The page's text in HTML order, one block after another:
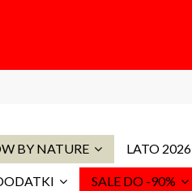
BY NATURE LATO 2026
SALE DO -90%